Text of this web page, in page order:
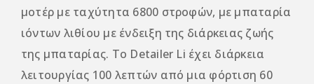
μοτέρ με ταχύτητα 6800 στροφών, με μπαταρία
ιόντων λιθίου με ένδειξη της διάρκειας ζωής
της μπαταρίας. Το Detailer Li έχει διάρκεια
λειτουργίας 100 λεπτών από μια φόρτιση 60